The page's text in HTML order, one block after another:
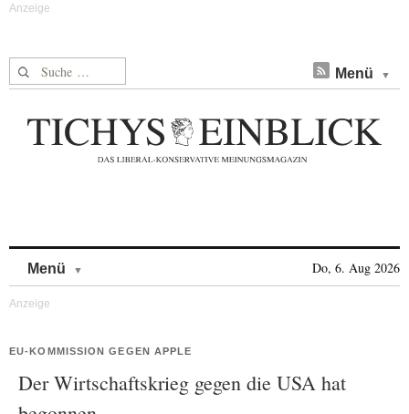
Suche nach: Menü
Menü Do, 6. Aug 2026
EU-KOMMISSION GEGEN APPLE
Der Wirtschaftskrieg gegen die USA hat